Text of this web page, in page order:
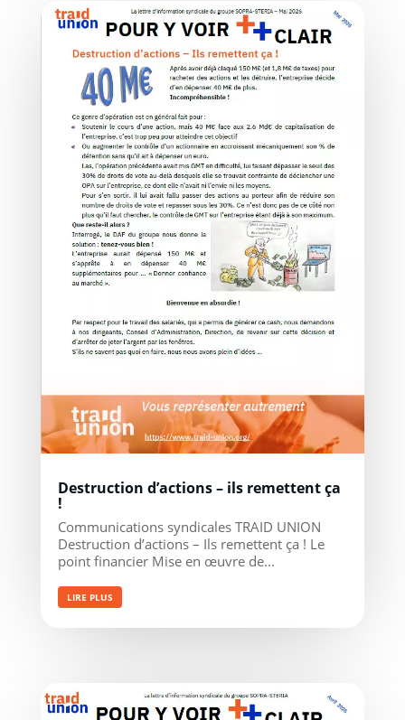
Destruction d’actions – ils remettent ça
!
Communications syndicales TRAID UNION
Destruction d’actions – Ils remettent ça ! Le
point financier Mise en œuvre de...
LIRE PLUS